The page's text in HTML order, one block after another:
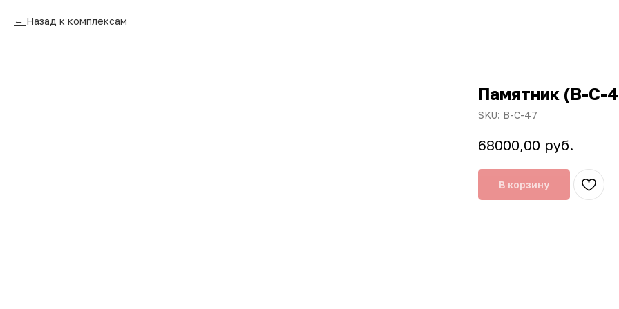
Назад к комплексам
Памятник (В-С-
SKU: В-С-47
68000,00 руб.
В корзину